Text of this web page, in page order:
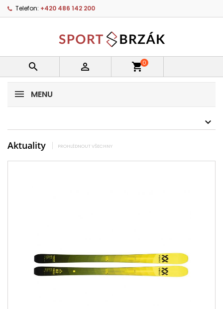
Telefon: +420 486 142 200
  shopping_cart0
MENU
Aktuality PROHLÉDNOUT VŠECHNY